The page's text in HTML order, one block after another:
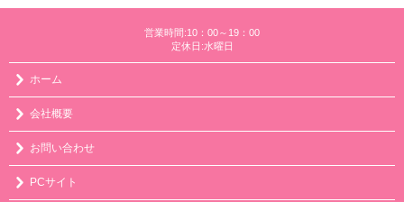
営業時間:10：00～19：00
定休日:水曜日
ホーム
会社概要
お問い合わせ
PCサイト